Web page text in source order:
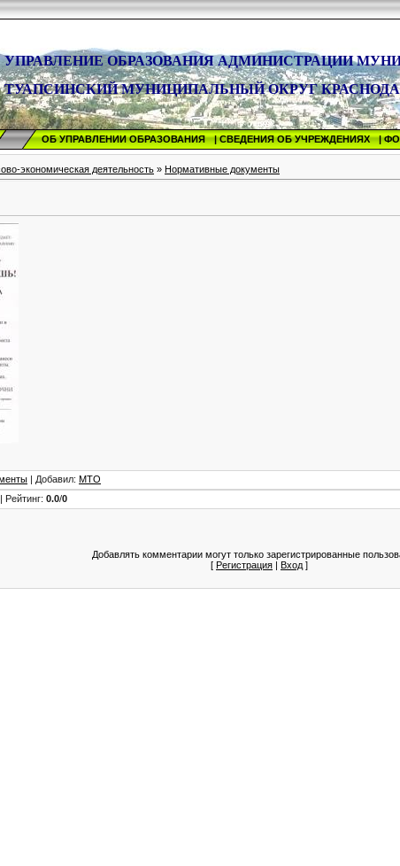
УПРАВЛЕНИЕ ОБРАЗОВАНИЯ АДМИНИСТРАЦИИ
ТУАПСИНСКИЙ МУНИЦИПАЛЬНЫЙ ОКРУГ
ОБ УПРАВЛЕНИИ ОБРАЗОВАНИЯ | СВЕДЕНИЯ ОБ УЧРЕЖДЕНИЯХ |
экономическая деятельность » Нормативные документы
| Добавил: МТО
| Рейтинг: 0.0/0
Добавлять комментарии могут только зарегистрированные
[ Регистрация | Вход ]